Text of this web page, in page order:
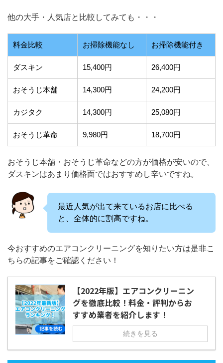
他の大手・人気店と比較してみても・・・
料金比較 お掃除機能なし お掃除機能付き
ダスキン 15,400円 26,400円
おそうじ本舗 14,300円 24,200円
カジタク 14,300円 25,080円
おそうじ革命 9,980円 18,700円
おそうじ本舗・おそうじ革命などの方が価格が安いので、
ダスキンはあまり価格面ではおすすめし辛いですね。
最近人気が出て来ているお店に比べる
と、全体的に割高ですね。
今おすすめのエアコンクリーニングを知りたい方は是非こ
ちらの記事をご確認ください！
【2022年版】エアコンクリーニン
グを徹底比較！料金・評判からお
すすめ業者を紹介します！
続きを見る